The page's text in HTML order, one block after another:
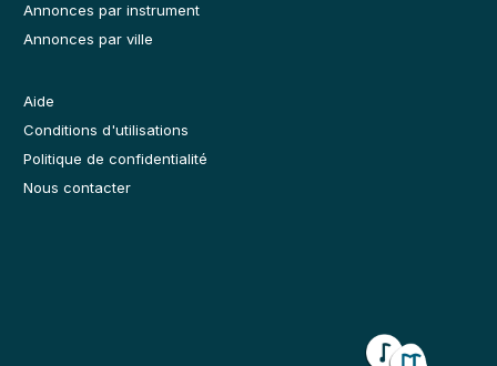
Annonces par instrument
Annonces par ville
Aide
Conditions d'utilisations
Politique de confidentialité
Nous contacter